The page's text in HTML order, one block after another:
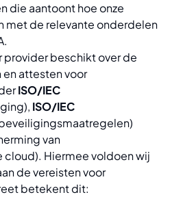
die aantoont hoe onze
met de relevante onderdelen
provider beschikt over de
attesten voor
ISO/IEC
ISO/IEC
van
cloud). Hiermee voldoen wij
de vereisten voor
betekent dit: